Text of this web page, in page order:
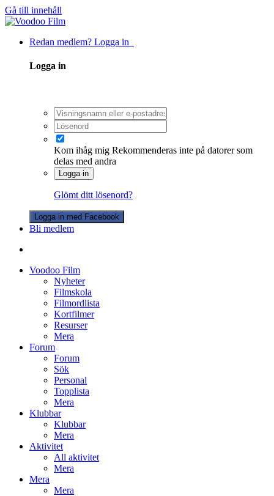
Gå till innehåll
Redan medlem? Logga in
Logga in
Kom ihåg mig Rekommenderas inte på datorer som
delas med andra
Logga in
Glömt ditt lösenord?
Logga in med Facebook
Bli medlem
Voodoo Film
Nyheter
Filmskola
Filmordlista
Kortfilmer
Resurser
Mera
Forum
Forum
Sök
Personal
Topplista
Mera
Klubbar
Klubbar
Mera
Aktivitet
All aktivitet
Mera
Mera
Mera